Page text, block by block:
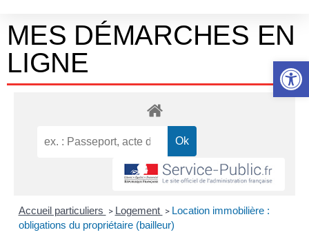
Ouvrir
MES DÉMARCHES EN
LIGNE
Accueil particuliers > Logement > Location immobilière :
obligations du propriétaire (bailleur)